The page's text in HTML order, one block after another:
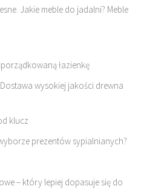
Jakie meble do jadalni? Meble
łazienkę
wysokiej jakości drewna
klucz
prezentów sypialnianych?
– który lepiej dopasuje się do